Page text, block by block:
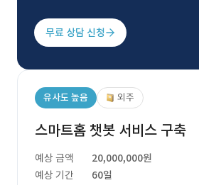
무료 상담 신청
유사도 높음 외주
스마트홈 챗봇 서비스 구축
예상 금액
20,000,000원
예상 기간
60일